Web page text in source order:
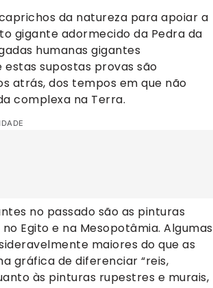
da natureza para apoiar a
gigante adormecido da Pedra da
humanas gigantes
supostas provas são
atrás, dos tempos em que não
complexa na Terra.
no passado são as pinturas
Egito e na Mesopotâmia. Algumas
maiores do que as
gráfica de diferenciar “reis,
às pinturas rupestres e murais,